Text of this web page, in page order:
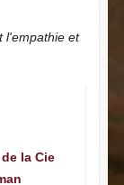
l'empathie et
la Cie